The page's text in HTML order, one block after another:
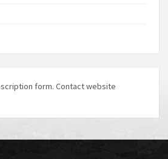
form. Contact website